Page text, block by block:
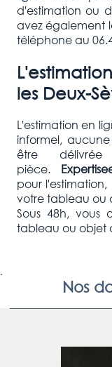
d'estimation ou
avez également
téléphone au
les Deux-
L'estimation en
informel,
être
pièce.
pour
votre tableau ou
Sous 48h, vous
tableau ou objet
.
Nos